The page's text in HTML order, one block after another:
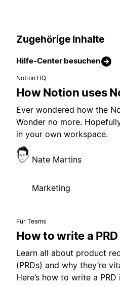
Zugehörige Inhalte
Hilfe-Center besuchen
Notion HQ
How Notion uses
Ever wondered how the
Wonder no more.
in your own workspace.
Nate Martins
Marketing
Für Teams
How to write a
Learn all about product
(PRDs) and why they’re
Here’s how to write a